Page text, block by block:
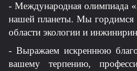
- Международная олимпиада
нашей планеты. Мы гордимся
области экологии и
- Выражаем искреннюю
вашему терпению,